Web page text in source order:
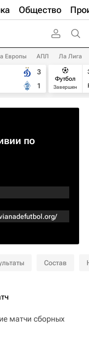
Общество
Европы АПЛ Ла Лига
3
1
Футбол
Завершен
по
Состав
матчи сборных